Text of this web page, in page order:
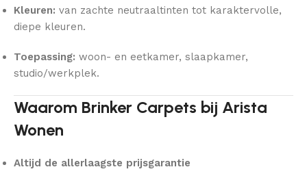
Kleuren: van zachte neutraaltinten tot karaktervolle,
diepe kleuren.
Toepassing: woon- en eetkamer, slaapkamer,
studio/werkplek.
Waarom Brinker Carpets bij Arista
Wonen
Altijd de allerlaagste prijsgarantie